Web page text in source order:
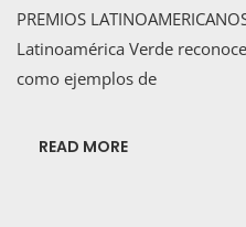
PREMIOS
Latinoamérica Verde
como ejemplos de
READ MORE